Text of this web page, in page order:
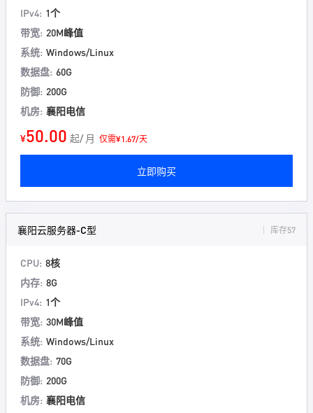
IPv4: 1个
带宽: 20M峰值
系统: Windows/Linux
数据盘: 60G
防御: 200G
机房: 襄阳电信
¥50.00 起/ 月 仅需¥1.67/天
立即购买
襄阳云服务器-C型 库存57
CPU: 8核
内存: 8G
IPv4: 1个
带宽: 30M峰值
系统: Windows/Linux
数据盘: 70G
防御: 200G
机房: 襄阳电信